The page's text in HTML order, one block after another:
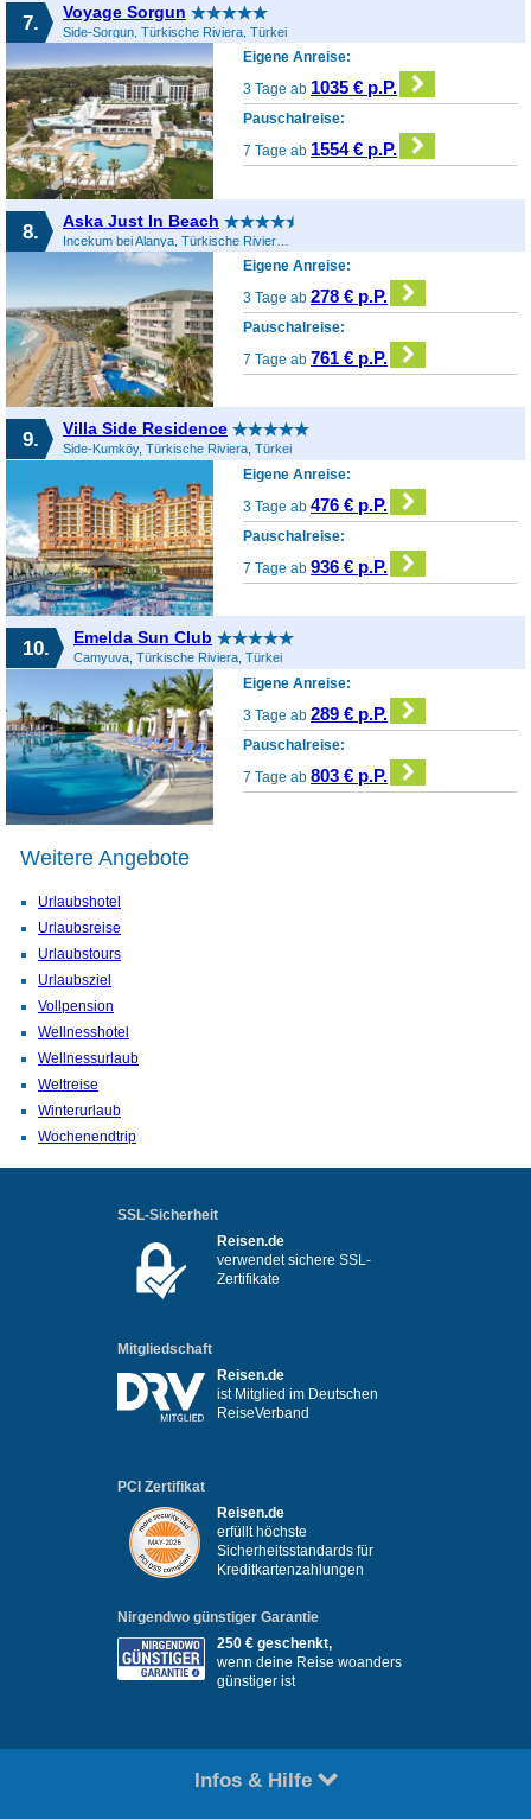
7. Voyage Sorgun
Side-Sorgun, Türkische Riviera, Türkei
Eigene Anreise:
3 Tage ab 1035 € p.P.
Pauschalreise:
7 Tage ab 1554 € p.P.
8. Aska Just In Beach
Incekum bei Alanya, Türkische Riviera, Türkei
Eigene Anreise:
3 Tage ab278 € p.P.
Pauschalreise:
7 Tage ab 761 € p.P.
9. Villa Side Residence
Side-Kumköy, Türkische Riviera, Türkei
Eigene Anreise:
3 Tage ab476 € p.P.
Pauschalreise:
7 Tage ab936 € p.P.
10. Emelda Sun Club
Camyuva, Türkische Riviera, Türkei
Eigene Anreise:
3 Tage ab289 € p.P.
Pauschalreise:
7 Tage ab803 € p.P.
Weitere Angebote
Urlaubshotel
Urlaubsreise
Urlaubstours
Urlaubsziel
Vollpension
Wellnesshotel
Wellnessurlaub
Weltreise
Winterurlaub
Wochenendtrip
SSL-Sicherheit
Reisen.de
verwendet sichere SSL-
Zertifikate
Mitgliedschaft
Reisen.de
ist Mitglied im Deutschen
ReiseVerband
PCI Zertifikat
Reisen.de
erfüllt höchste
Sicherheitsstandards für
Kreditkartenzahlungen
Nirgendwo günstiger Garantie
250 € geschenkt,
wenn deine Reise woanders
günstiger ist
Infos & Hilfe